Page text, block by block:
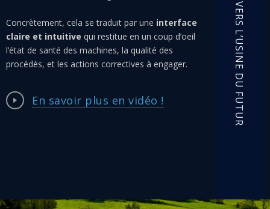
Concrètement, cela se traduit par une interface
claire et intuitive qui restitue en un coup d’oeil
l’état de santé des machines, la qualité des
procédés, et les actions correctives à engager.
En savoir plus en vidéo !